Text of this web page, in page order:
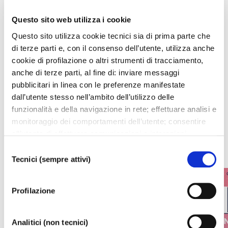
Questo sito web utilizza i cookie
Questo sito utilizza cookie tecnici sia di prima parte che
di terze parti e, con il consenso dell’utente, utilizza anche
cookie di profilazione o altri strumenti di tracciamento,
anche di terze parti, al fine di: inviare messaggi
pubblicitari in linea con le preferenze manifestate
dall’utente stesso nell’ambito dell’utilizzo delle
funzionalità e della navigazione in rete; effettuare analisi e
monitoraggio dei comportamenti dell’utente; consentire
TUTTI”, l’utente acconsente all’uso di tutti i cookie non
tecnici, inclusi quindi quelli di profilazione, analitici e
social. Il consenso è facoltativo e può essere revocato in
qualsiasi momento. Se l’utente desidera modificare le
sinistra dello schermo. Per sapere di più sui cookie che
delTecnici (sempre attivi)
Profilazione
Analitici (non tecnici)
I prossimi eventi
Gli appuntamenti della settimana